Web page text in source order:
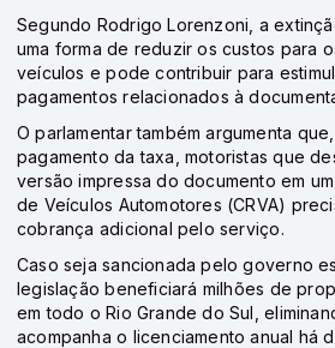
Segundo Rodrigo Lorenzoni, a
uma forma de reduzir os custos para
veículos e pode contribuir para
pagamentos relacionados à
O parlamentar também argumenta
pagamento da taxa, motoristas que
versão impressa do documento em
de Veículos Automotores (CRVA)
cobrança adicional pelo serviço.
Caso seja sancionada pelo governo
legislação beneficiará milhões de
em todo o Rio Grande do Sul,
acompanha o licenciamento anual há